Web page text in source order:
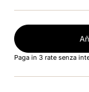
10.kep cromo
Paga in 3 rate senza